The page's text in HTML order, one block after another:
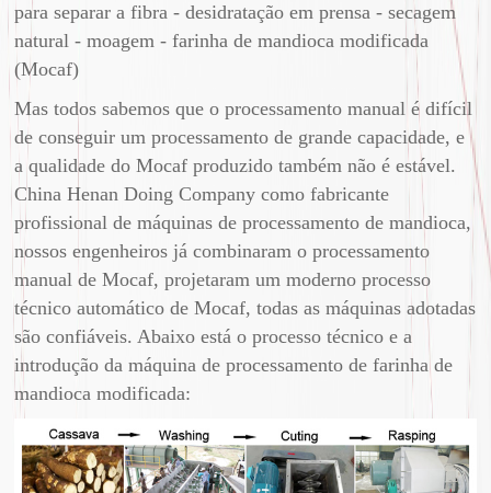
para separar a fibra - desidratação em prensa - secagem
natural - moagem - farinha de mandioca modificada
(Mocaf)
Mas todos sabemos que o processamento manual é difícil
de conseguir um processamento de grande capacidade, e
a qualidade do Mocaf produzido também não é estável.
China Henan Doing Company como fabricante
profissional de máquinas de processamento de mandioca,
nossos engenheiros já combinaram o processamento
manual de Mocaf, projetaram um moderno processo
técnico automático de Mocaf, todas as máquinas adotadas
são confiáveis. Abaixo está o processo técnico e a
introdução da máquina de processamento de farinha de
mandioca modificada: